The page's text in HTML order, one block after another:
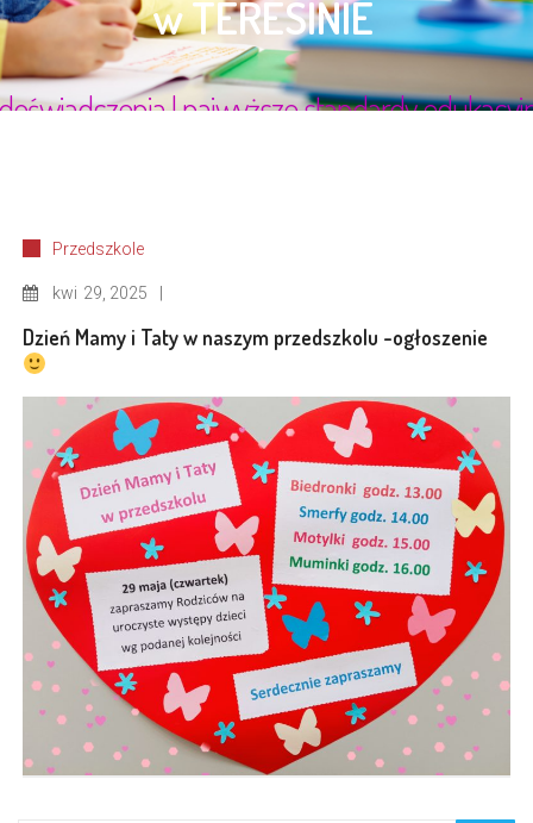
Przedszkole
kwi 29, 2025
Dzień Mamy i Taty w naszym przedszkolu -ogłoszenie